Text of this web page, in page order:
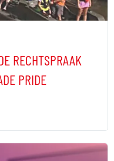
RECHTSPRAAK
PRIDE